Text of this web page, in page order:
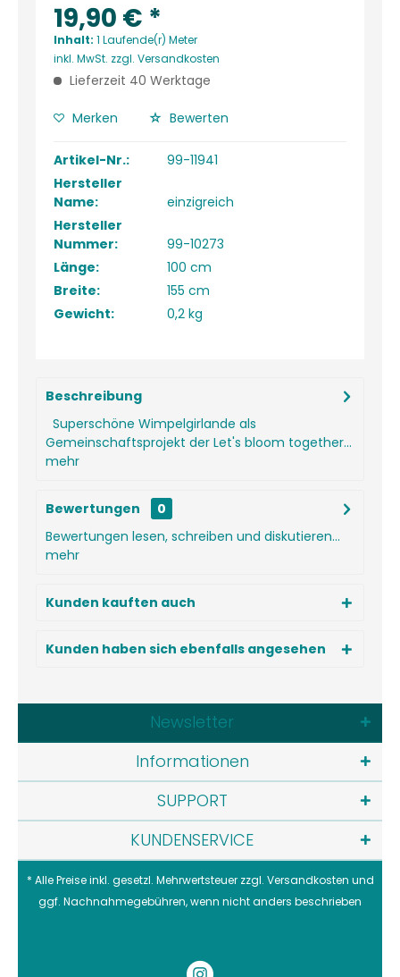
19,90 € *
Inhalt: 1 Laufende(r) Meter
inkl. MwSt. zzgl. Versandkosten
Lieferzeit 40 Werktage
Merken Bewerten
Artikel-Nr.:
99-11941
Hersteller
Name:
einzigreich
Hersteller
Nummer:
99-10273
Länge:
100 cm
Breite:
155 cm
Gewicht:
0,2 kg
Beschreibung
Superschöne Wimpelgirlande als
Gemeinschaftsprojekt der Let's bloom together...
mehr
Bewertungen
0
Bewertungen lesen, schreiben und diskutieren...
mehr
Kunden kauften auch
Kunden haben sich ebenfalls angesehen
KUNDENSERVICE
SUPPORT
Informationen
Newsletter
* Alle Preise inkl. gesetzl. Mehrwertsteuer zzgl. Versandkosten und
ggf. Nachnahmegebühren, wenn nicht anders beschrieben